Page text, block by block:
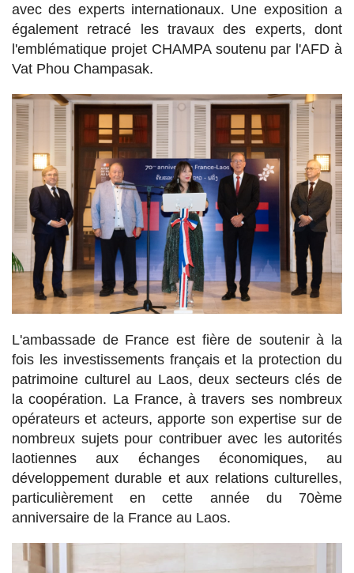
avec des experts internationaux. Une exposition a
également retracé les travaux des experts, dont
l'emblématique projet CHAMPA soutenu par l'AFD à
Vat Phou Champasak.
L'ambassade de France est fière de soutenir à la
fois les investissements français et la protection du
patrimoine culturel au Laos, deux secteurs clés de
la coopération. La France, à travers ses nombreux
opérateurs et acteurs, apporte son expertise sur de
nombreux sujets pour contribuer avec les autorités
laotiennes aux échanges économiques, au
développement durable et aux relations culturelles,
particulièrement en cette année du 70ème
anniversaire de la France au Laos.